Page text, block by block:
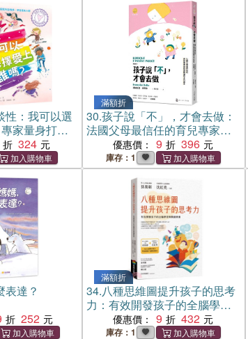
性：我可以選
家量身打
，建立性別
物選介）
324
滿額折
30.孩子說「不」，才會去做：
法國父母最信任的育兒專家協
助你聽懂孩子的語言
優惠價： 9 396
庫存：1
表達？
252
滿額折
34.八種思維圖提升孩子的思考
力：有效開發孩子的全腦學習
與閱讀素養
優惠價： 9 432
庫存：1